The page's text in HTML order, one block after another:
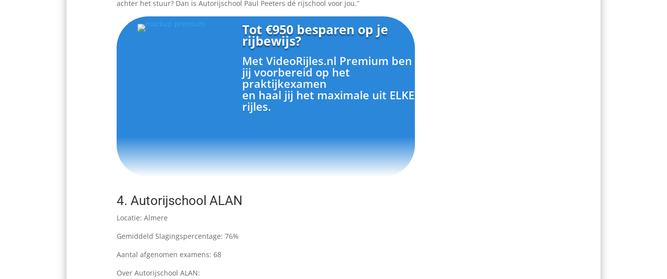
achter het stuur? Dan is Autorijschool Paul Peeters dé rijschool voor jou.”
Tot €950 besparen op je
rijbewijs?
Met VideoRijles.nl Premium ben
jij voorbereid op het
praktijkexamen
en haal jij het maximale uit ELKE
rijles.
4. Autorijschool ALAN
Locatie: Almere
Gemiddeld Slagingspercentage: 76%
Aantal afgenomen examens: 68
Over Autorijschool ALAN: